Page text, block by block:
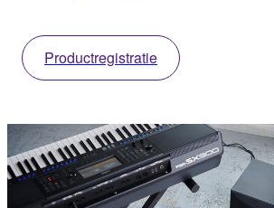
Productregistratie